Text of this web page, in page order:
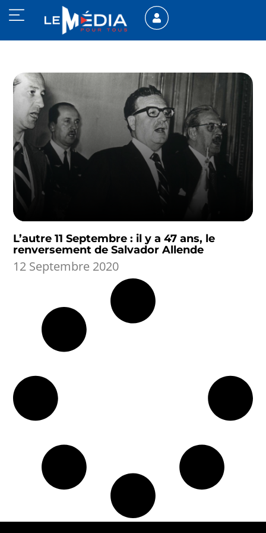
L’autre 11 Septembre : il y a 47 ans, le
renversement de Salvador Allende
12 Septembre 2020